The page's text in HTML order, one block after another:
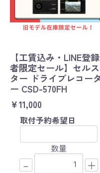
【工賃込み・LINE登録
者限定セール】セルス
ター ドライブレコー
ー CSD-570FH
￥11,000
取付予約希望日
数量
－ ＋